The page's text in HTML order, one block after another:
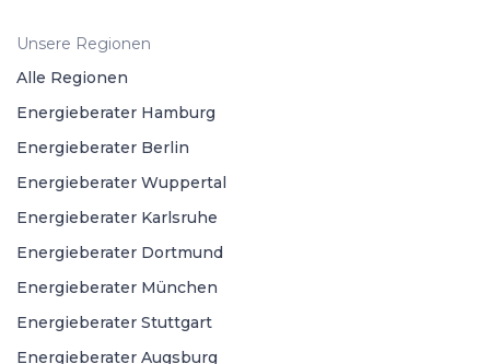
Unsere Regionen
Alle Regionen
Energieberater Hamburg
Energieberater Berlin
Energieberater Wuppertal
Energieberater Karlsruhe
Energieberater Dortmund
Energieberater München
Energieberater Stuttgart
Energieberater Augsburg